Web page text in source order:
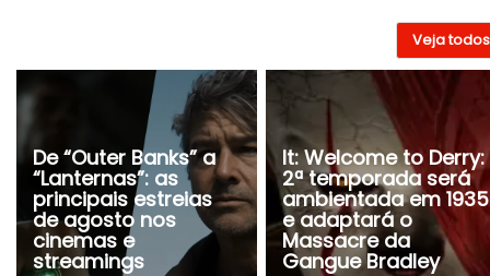
Veja todos
De “Outer Banks” a
“Lanternas”: as
principais estreias
de agosto nos
cinemas e
streamings
It: Welcome to Derry:
2ª temporada será
ambientada em 1935
e adaptará o
Massacre da
Gangue Bradley